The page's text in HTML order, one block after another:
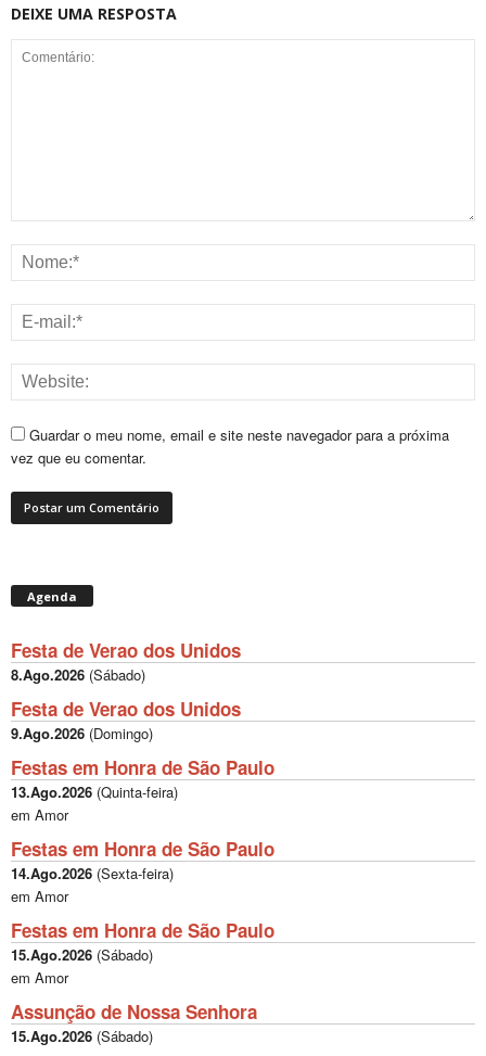
DEIXE UMA RESPOSTA
Guardar o meu nome, email e site neste navegador para a próxima
vez que eu comentar.
Agenda
Festa de Verao dos Unidos
8.Ago.2026 (Sábado)
Festa de Verao dos Unidos
9.Ago.2026 (Domingo)
Festas em Honra de São Paulo
13.Ago.2026 (Quinta-feira)
em Amor
Festas em Honra de São Paulo
14.Ago.2026 (Sexta-feira)
em Amor
Festas em Honra de São Paulo
15.Ago.2026 (Sábado)
em Amor
Assunção de Nossa Senhora
15.Ago.2026 (Sábado)